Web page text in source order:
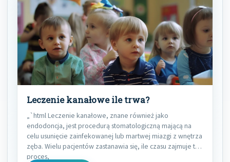
Leczenie kanałowe ile trwa?
„`html Leczenie kanałowe, znane również jako
endodoncja, jest procedurą stomatologiczną mającą na
celu usunięcie zainfekowanej lub martwej miazgi z wnętrza
zęba. Wielu pacjentów zastanawia się, ile czasu zajmuje ten
proces,